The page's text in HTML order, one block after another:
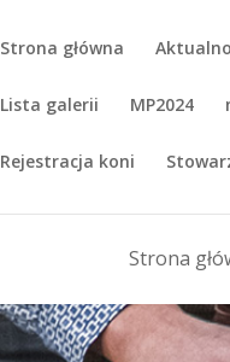
Strona główna
Lista galerii MP2024
Rejestracja koni
Strona